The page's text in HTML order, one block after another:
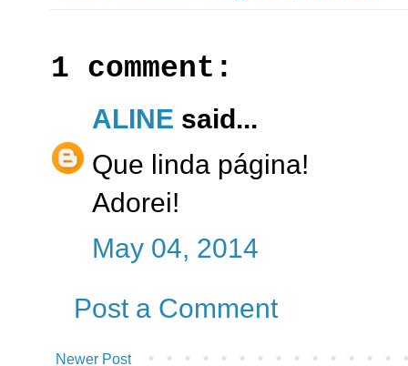
1 comment:
ALINE said...
Que linda página!
Adorei!
May 04, 2014
Post a Comment
Newer Post